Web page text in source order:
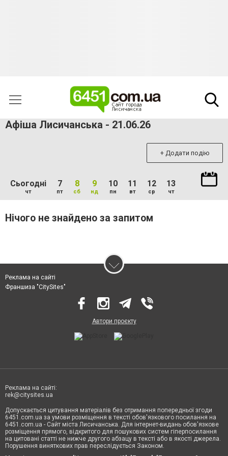
Афіша Лисичанська - 21.06.26
+ Додати подію
Сьогодні
чт
7
пт
8
сб
9
нд
10
пн
11
вт
12
ср
13
чт
Нічого не знайдено за запитом
Реклама на сайті
Франшиза "CitySites"
Автори проєкту
Реклама на сайті:
rek@citysites.ua
Допускається цитування матеріалів без отримання попередньої згоди
6451.com.ua за умови розміщення в тексті обов'язкового посилання на
6451.com.ua - Сайт міста Лисичанська. Для інтернет-видань обов'язкове
розміщення прямого, відкритого для пошукових систем гіперпосилання
на цитовані статті не нижче другого абзацу в тексті або в якості джерела.
Порушення виняткових прав переслідується Законом.